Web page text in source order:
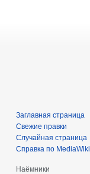
Заглавная страница
Свежие правки
Случайная страница
Справка по MediaWiki
Наёмники